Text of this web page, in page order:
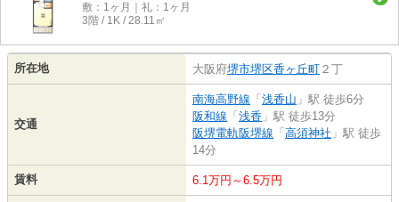
敷：1ヶ月｜礼：1ヶ月
3階 / 1K / 28.11㎡
所在地 大阪府堺市堺区香ヶ丘町 ２丁
交通
南海高野線 「 浅香山 」駅 徒歩6分
阪和線 「 浅香 」駅 徒歩13分
阪堺電軌阪堺線 「 高須神社 」駅 徒歩
14分
賃料 6.1万円～6.5万円